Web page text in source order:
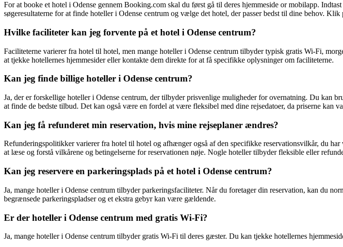
For at booke et hotel i Odense gennem Booking.com skal du først gå til deres hjemmeside or mobilapp.
søgeresultaterne for at finde hoteller i Odense centrum og vælge det hotel, der passer bedst til dine behov.
Hvilke faciliteter kan jeg forvente på et hotel i Odense centrum?
Faciliteterne varierer fra hotel til hotel, men mange hoteller i Odense centrum tilbyder typisk gratis Wi-Fi,
at tjekke hotellernes hjemmesider eller kontakte dem direkte for at få specifikke oplysninger om faciliteterne.
Kan jeg finde billige hoteller i Odense centrum?
Ja, der er forskellige hoteller i Odense centrum, der tilbyder prisvenlige muligheder for overnatning. Du kan
at finde de bedste tilbud. Det kan også være en fordel at være fleksibel med dine rejsedatoer, da priserne kan
Kan jeg få refunderet min reservation, hvis mine rejseplaner ændres?
Refunderingspolitikker varierer fra hotel til hotel og afhænger også af den specifikke reservationsvilkår, du
at læse og forstå vilkårene og betingelserne for reservationen nøje. Nogle hoteller tilbyder fleksible eller
Kan jeg reservere en parkeringsplads på et hotel i Odense centrum?
Ja, mange hoteller i Odense centrum tilbyder parkeringsfaciliteter. Når du foretager din reservation, kan du
begrænsede parkeringspladser og et ekstra gebyr kan være gældende.
Er der hoteller i Odense centrum med gratis Wi-Fi?
Ja, mange hoteller i Odense centrum tilbyder gratis Wi-Fi til deres gæster. Du kan tjekke hotellernes